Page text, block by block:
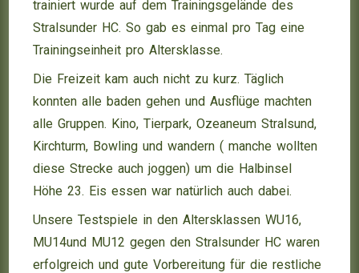
trainiert wurde auf dem Trainingsgelände des
Stralsunder HC. So gab es einmal pro Tag eine
Trainingseinheit pro Altersklasse.
Die Freizeit kam auch nicht zu kurz. Täglich
konnten alle baden gehen und Ausflüge machten
alle Gruppen. Kino, Tierpark, Ozeaneum Stralsund,
Kirchturm, Bowling und wandern ( manche wollten
diese Strecke auch joggen) um die Halbinsel
Höhe 23. Eis essen war natürlich auch dabei.
Unsere Testspiele in den Altersklassen WU16,
MU14und MU12 gegen den Stralsunder HC waren
erfolgreich und gute Vorbereitung für die restliche